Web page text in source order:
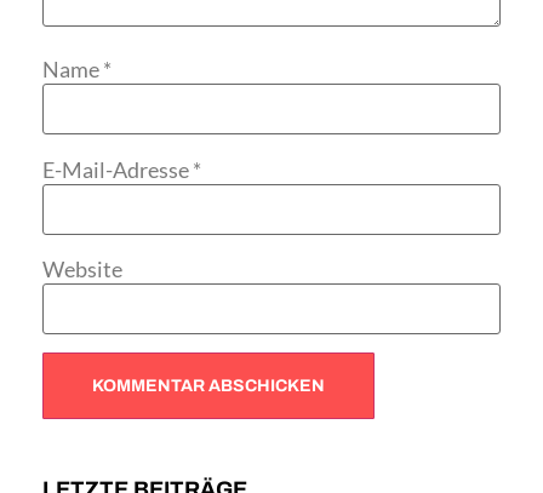
Name*
E-Mail-Adresse*
Website